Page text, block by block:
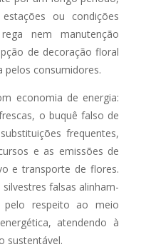
ou condições
nem manutenção
de decoração floral
pelos consumidores.
economia de energia:
o buquê falso de
frequentes,
e as emissões de
e transporte de flores.
falsas alinham-
respeito ao meio
atendendo à
sustentável.